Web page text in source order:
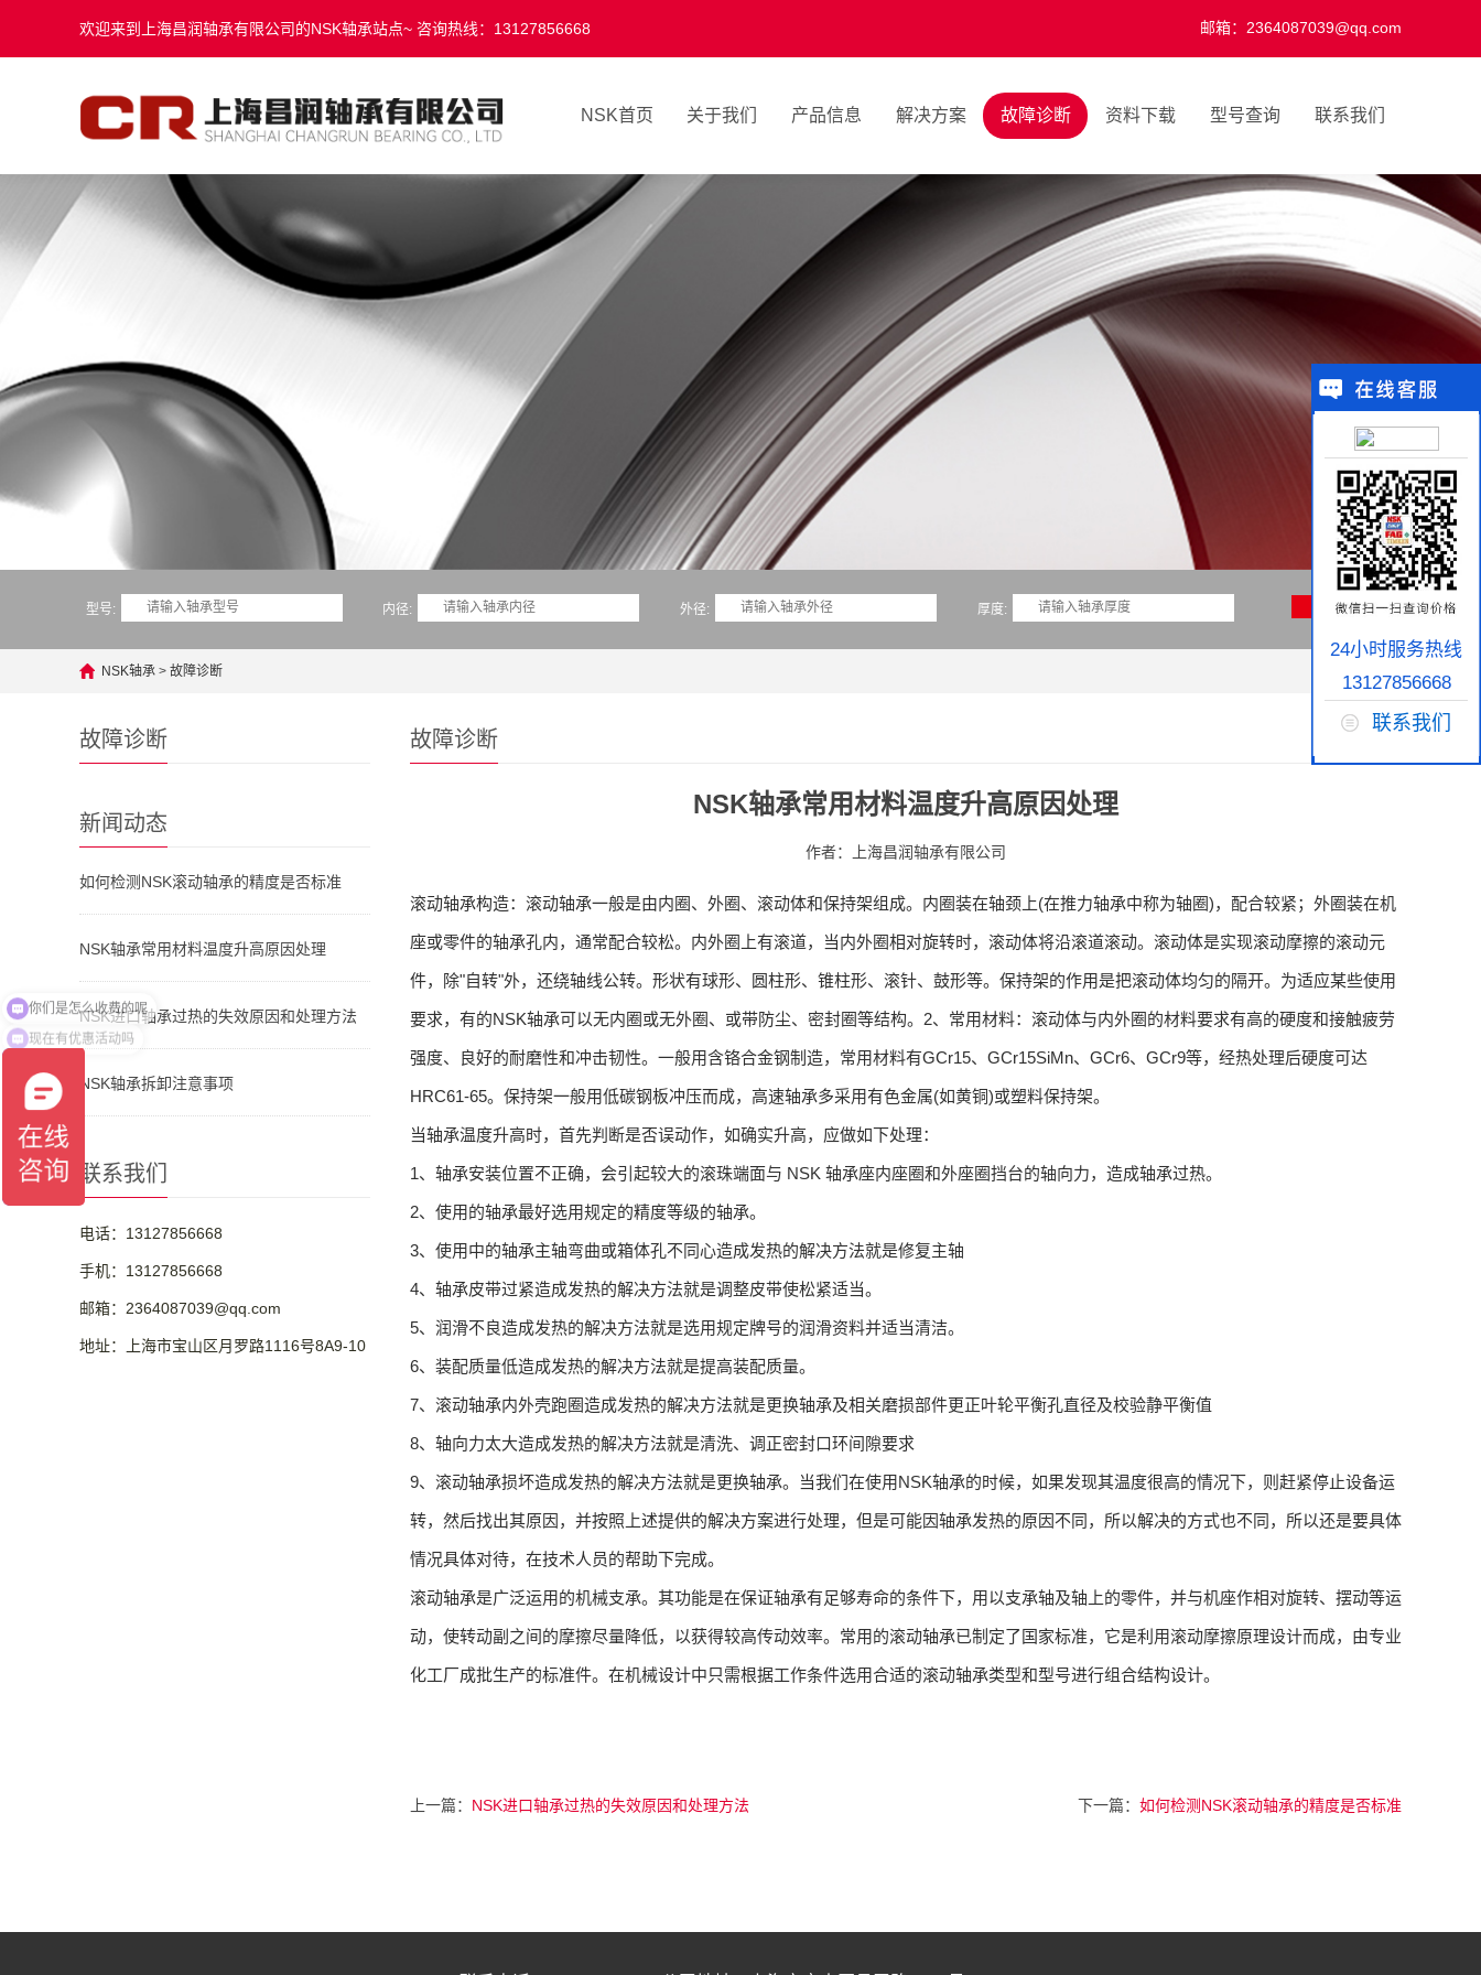
欢迎来到上海昌润轴承有限公司的NSK轴承站点~ 咨询热线：13127856668 邮箱：2364087039@qq.com
NSK首页 关于我们 产品信息 解决方案 故障诊断 资料下载 型号查询 联系我们
型号: 内径: 外径: 厚度:
NSK轴承 > 故障诊断
故障诊断
新闻动态
如何检测NSK滚动轴承的精度是否标准
NSK轴承常用材料温度升高原因处理
NSK进口轴承过热的失效原因和处理方法
NSK轴承拆卸注意事项
联系我们
电话：13127856668
手机：13127856668
邮箱：2364087039@qq.com
地址：上海市宝山区月罗路1116号8A9-10
故障诊断
NSK轴承常用材料温度升高原因处理
作者：上海昌润轴承有限公司
滚动轴承构造：滚动轴承一般是由内圈、外圈、滚动体和保持架组成。内圈装在轴颈上(在推力轴承中称为轴圈)，配合较紧；外圈装在机
座或零件的轴承孔内，通常配合较松。内外圈上有滚道，当内外圈相对旋转时，滚动体将沿滚道滚动。滚动体是实现滚动摩擦的滚动元
件，除"自转"外，还绕轴线公转。形状有球形、圆柱形、锥柱形、滚针、鼓形等。保持架的作用是把滚动体均匀的隔开。为适应某些使用
要求，有的NSK轴承可以无内圈或无外圈、或带防尘、密封圈等结构。2、常用材料：滚动体与内外圈的材料要求有高的硬度和接触疲劳
强度、良好的耐磨性和冲击韧性。一般用含铬合金钢制造，常用材料有GCr15、GCr15SiMn、GCr6、GCr9等，经热处理后硬度可达
HRC61-65。保持架一般用低碳钢板冲压而成，高速轴承多采用有色金属(如黄铜)或塑料保持架。
当轴承温度升高时，首先判断是否误动作，如确实升高，应做如下处理：
1、轴承安装位置不正确，会引起较大的滚珠端面与 NSK 轴承座内座圈和外座圈挡台的轴向力，造成轴承过热。
2、使用的轴承最好选用规定的精度等级的轴承。
3、使用中的轴承主轴弯曲或箱体孔不同心造成发热的解决方法就是修复主轴
4、轴承皮带过紧造成发热的解决方法就是调整皮带使松紧适当。
5、润滑不良造成发热的解决方法就是选用规定牌号的润滑资料并适当清洁。
6、装配质量低造成发热的解决方法就是提高装配质量。
7、滚动轴承内外壳跑圈造成发热的解决方法就是更换轴承及相关磨损部件更正叶轮平衡孔直径及校验静平衡值
8、轴向力太大造成发热的解决方法就是清洗、调正密封口环间隙要求
9、滚动轴承损坏造成发热的解决方法就是更换轴承。当我们在使用NSK轴承的时候，如果发现其温度很高的情况下，则赶紧停止设备运
转，然后找出其原因，并按照上述提供的解决方案进行处理，但是可能因轴承发热的原因不同，所以解决的方式也不同，所以还是要具体
情况具体对待，在技术人员的帮助下完成。
滚动轴承是广泛运用的机械支承。其功能是在保证轴承有足够寿命的条件下，用以支承轴及轴上的零件，并与机座作相对旋转、摆动等运
动，使转动副之间的摩擦尽量降低，以获得较高传动效率。常用的滚动轴承已制定了国家标准，它是利用滚动摩擦原理设计而成，由专业
化工厂成批生产的标准件。在机械设计中只需根据工作条件选用合适的滚动轴承类型和型号进行组合结构设计。
上一篇： NSK进口轴承过热的失效原因和处理方法 下一篇： 如何检测NSK滚动轴承的精度是否标准
24小时服务热线
13127856668
联系我们
你们是怎么收费的呢
现在有优惠活动吗